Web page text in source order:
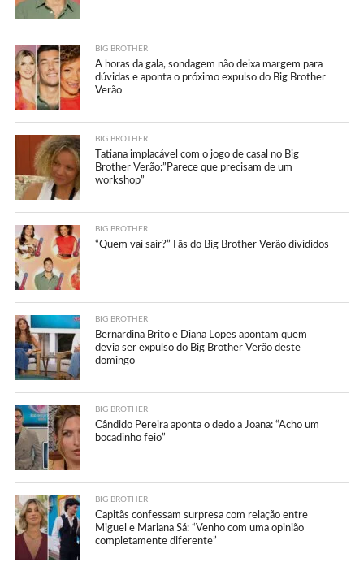
BIG BROTHER
A horas da gala, sondagem não deixa margem para
dúvidas e aponta o próximo expulso do Big Brother
Verão
BIG BROTHER
Tatiana implacável com o jogo de casal no Big
Brother Verão:”Parece que precisam de um
workshop”
BIG BROTHER
“Quem vai sair?” Fãs do Big Brother Verão divididos
BIG BROTHER
Bernardina Brito e Diana Lopes apontam quem
devia ser expulso do Big Brother Verão deste
domingo
BIG BROTHER
Cândido Pereira aponta o dedo a Joana: “Acho um
bocadinho feio”
BIG BROTHER
Capitãs confessam surpresa com relação entre
Miguel e Mariana Sá: “Venho com uma opinião
completamente diferente”